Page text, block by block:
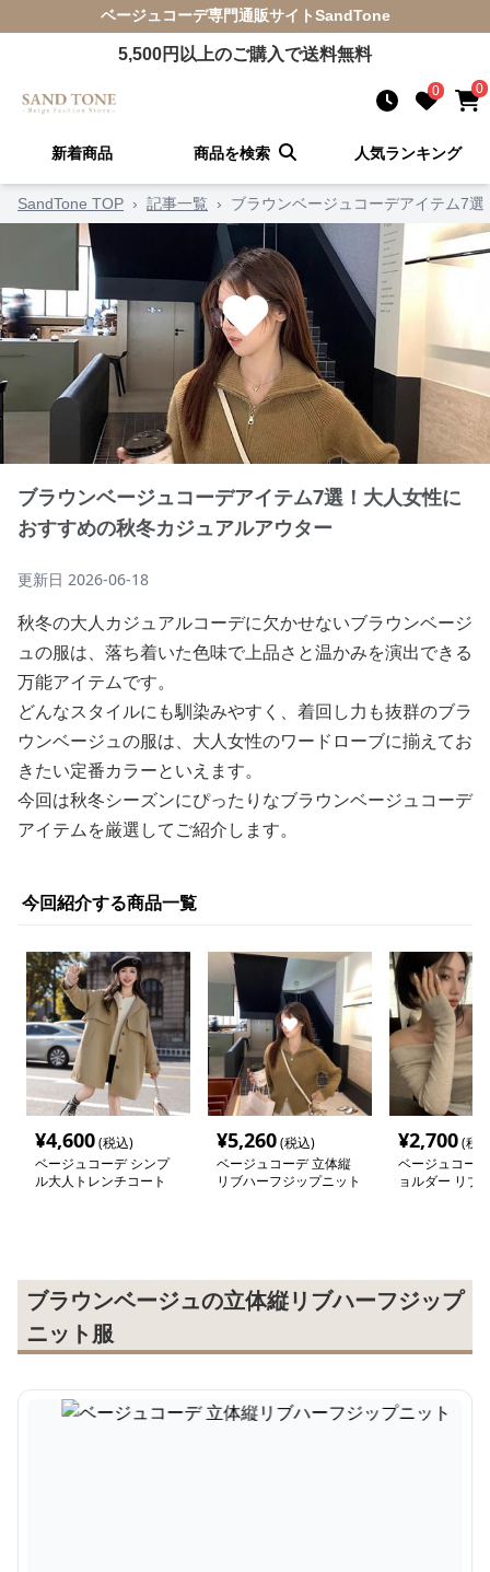
ベージュコーデ専門通販サイトSandTone
5,500円以上のご購入で送料無料
0 0
新着商品 商品を検索 人気ランキング
SandTone TOP › 記事一覧 › ブラウンベージュコーデアイテム7
ブラウンベージュコーデアイテム7選！大人女性に
おすすめの秋冬カジュアルアウター
更新日 2026-06-18
秋冬の大人カジュアルコーデに欠かせないブラウンベージ
ュの服は、落ち着いた色味で上品さと温かみを演出できる
万能アイテムです。
どんなスタイルにも馴染みやすく、着回し力も抜群のブラ
ウンベージュの服は、大人女性のワードローブに揃えてお
きたい定番カラーといえます。
今回は秋冬シーズンにぴったりなブラウンベージュコーデ
アイテムを厳選してご紹介します。
今回紹介する商品一覧
¥4,600(税込)
ベージュコーデ シンプ
ル大人トレンチコート
¥5,260(税込)
ベージュコーデ 立体縦
リブハーフジップニット
¥2,700(税
ベージュコー
ョルダー リブ
ブラウンベージュの立体縦リブハーフジップ
ニット服